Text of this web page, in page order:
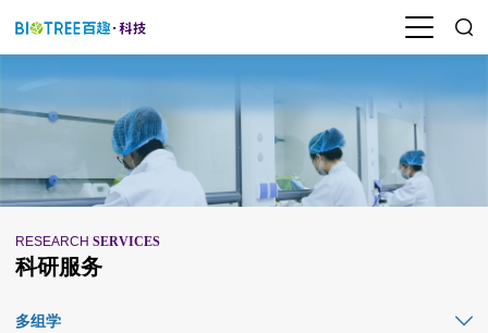
RESEARCH SERVICES
科研服务
多组学